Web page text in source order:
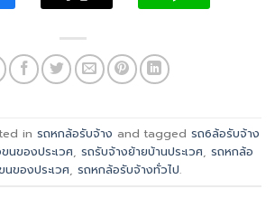
in รถหกล้อรับจ้าง and tagged รถ6ล้อรับจ้าง
นของประเวศ รถรับจ้างย้ายบ้านประเวศ รถหกล้อ
นของประเวศ รถหกล้อรับจ้างทั่วไป.